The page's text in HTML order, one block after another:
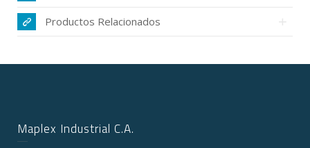
Productos Relacionados
Maplex Industrial C.A.